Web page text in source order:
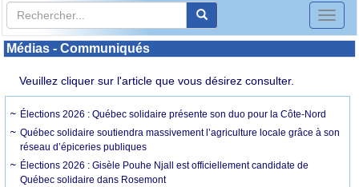
Toggle
Médias - Communiqués
Veuillez cliquer sur l'article que vous désirez consulter.
Élections 2026 : Québec solidaire présente son duo pour la Côte-Nord
Québec solidaire soutiendra massivement l’agriculture locale grâce à son
réseau d’épiceries publiques
Élections 2026 : Gisèle Pouhe Njall est officiellement candidate de
Québec solidaire dans Rosemont